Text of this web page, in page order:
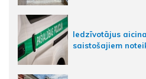
Iedzīvotājus
saistošajiem